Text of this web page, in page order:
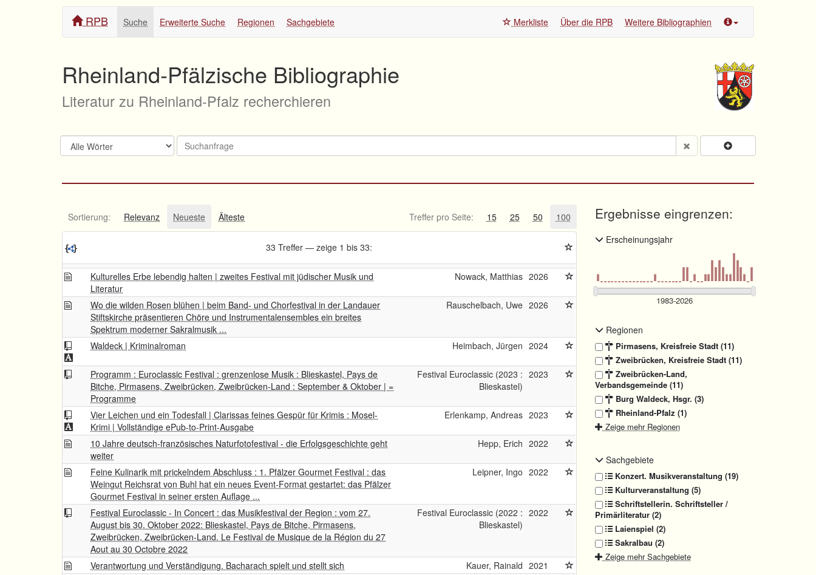
RPB Suche Erweiterte Suche Regionen Sachgebiete Merkliste Über die RPB Weitere Bibliographien
Rheinland-Pfälzische Bibliographie
Literatur zu Rheinland-Pfalz recherchieren
Sortierung: Relevanz Neueste Älteste Treffer pro Seite: 15 25 50 100
33 Treffer — zeige 1 bis 33:
Kulturelles Erbe lebendig halten | zweites Festival mit jüdischer Musik und
Literatur
Nowack, Matthias 2026
Wo die wilden Rosen blühen | beim Band- und Chorfestival in der Landauer
Stiftskirche präsentieren Chöre und Instrumentalensembles ein breites
Spektrum moderner Sakralmusik ...
Rauschelbach, Uwe 2026
Waldeck | Kriminalroman Heimbach, Jürgen 2024
Programm : Euroclassic Festival : grenzenlose Musik : Blieskastel, Pays de
Bitche, Pirmasens, Zweibrücken, Zweibrücken-Land : September & Oktober | =
Programme
Festival Euroclassic (2023 :
Blieskastel)
2023
Vier Leichen und ein Todesfall | Clarissas feines Gespür für Krimis : Mosel-
Krimi | Vollständige ePub-to-Print-Ausgabe
Erlenkamp, Andreas 2023
10 Jahre deutsch-französisches Naturfotofestival - die Erfolgsgeschichte geht
weiter
Hepp, Erich 2022
Feine Kulinarik mit prickelndem Abschluss : 1. Pfälzer Gourmet Festival : das
Weingut Reichsrat von Buhl hat ein neues Event-Format gestartet: das Pfälzer
Gourmet Festival in seiner ersten Auflage ...
Leipner, Ingo 2022
Festival Euroclassic - In Concert : das Musikfestival der Region : vom 27.
August bis 30. Oktober 2022: Blieskastel, Pays de Bitche, Pirmasens,
Zweibrücken, Zweibrücken-Land. Le Festival de Musique de la Région du 27
Aout au 30 Octobre 2022
Festival Euroclassic (2022 :
Blieskastel)
2022
Verantwortung und Verständigung. Bacharach spielt und stellt sich Kauer, Rainald 2021
Ergebnisse eingrenzen:
Erscheinungsjahr
Regionen
Pirmasens, Kreisfreie Stadt (11)
Zweibrücken, Kreisfreie Stadt (11)
Zweibrücken-Land,
Verbandsgemeinde (11)
Burg Waldeck, Hsgr. (3)
Rheinland-Pfalz (1)
Zeige mehr Regionen
Sachgebiete
Konzert. Musikveranstaltung (19)
Kulturveranstaltung (5)
Schriftstellerin. Schriftsteller /
Primärliteratur (2)
Laienspiel (2)
Sakralbau (2)
Zeige mehr Sachgebiete